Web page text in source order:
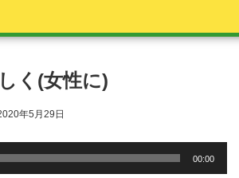
く(女性に)
年5月29日
00:00